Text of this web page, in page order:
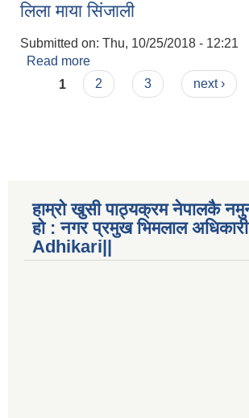
लिला माया सिंजाली
Submitted on: Thu, 10/25/2018 - 12:21
Read more
Pages
1 2 3 next ›
हाम्रो खुसी पाठ्यक्रम नेपालकै
हो : नगर प्रमुख भिमलाल
Adhikari||